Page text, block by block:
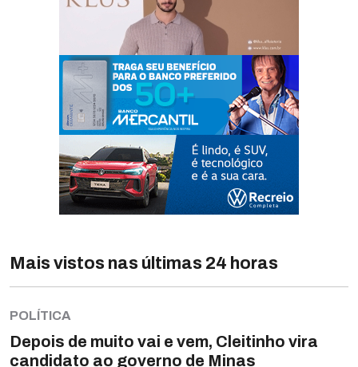
Mais vistos nas últimas 24 horas
POLÍTICA
Depois de muito vai e vem, Cleitinho vira
candidato ao governo de Minas